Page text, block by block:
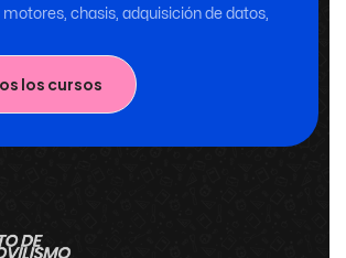
chasis, adquisición de datos,
los cursos